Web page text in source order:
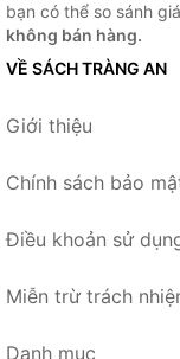
bạn có thể so sánh
không bán hàng.
VỀ SÁCH TRÀNG AN
Giới thiệu
Chính sách bảo
Điều khoản sử
Miễn trừ trách
Danh mục